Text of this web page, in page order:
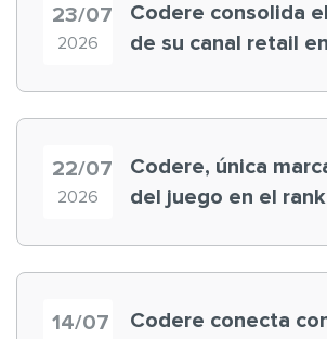
23/07
2026
Codere consolida
de su canal retail
22/07
2026
Codere, única
del juego en el ranking
14/07
Codere conecta